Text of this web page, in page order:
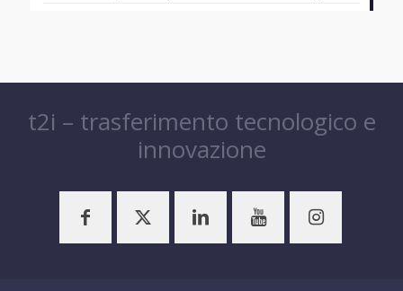
t2i – trasferimento tecnologico e
innovazione